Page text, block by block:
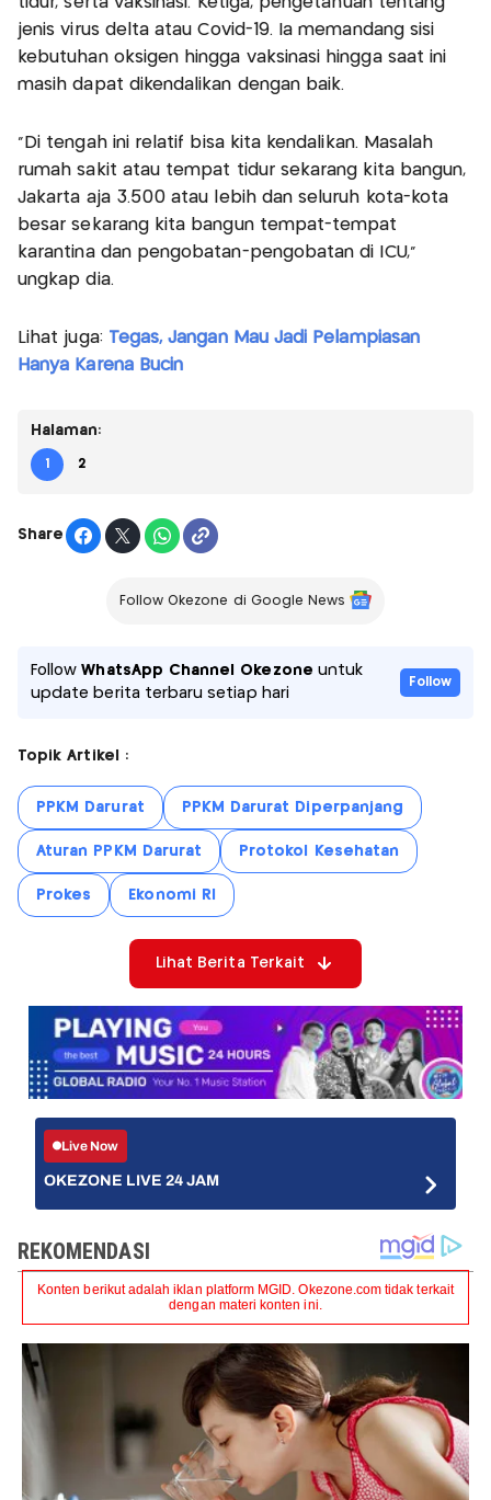
jenis virus delta atau Covid-19. Ia memandang sisi
kebutuhan oksigen hingga vaksinasi hingga saat ini
masih dapat dikendalikan dengan baik.
“Di tengah ini relatif bisa kita kendalikan. Masalah
rumah sakit atau tempat tidur sekarang kita bangun,
Jakarta aja 3.500 atau lebih dan seluruh kota-kota
besar sekarang kita bangun tempat-tempat
karantina dan pengobatan-pengobatan di ICU,“
ungkap dia.
Lihat juga: Tegas, Jangan Mau Jadi Pelampiasan
Hanya Karena Bucin
Halaman:
1 2
Share
Follow Okezone di Google News
FollowWhatsApp Channel Okezone untuk
update berita terbaru setiap hari
Follow
Topik Artikel :
PPKM Darurat PPKM Darurat Diperpanjang
Aturan PPKM Darurat Protokol Kesehatan
Prokes Ekonomi RI
Lihat Berita Terkait
Live Now
OKEZONE LIVE 24 JAM